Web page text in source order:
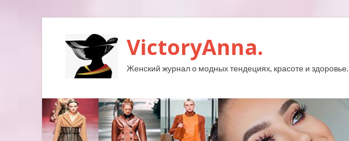
VictoryAnna.
Женский журнал о модных тендециях, красоте и здоровье.